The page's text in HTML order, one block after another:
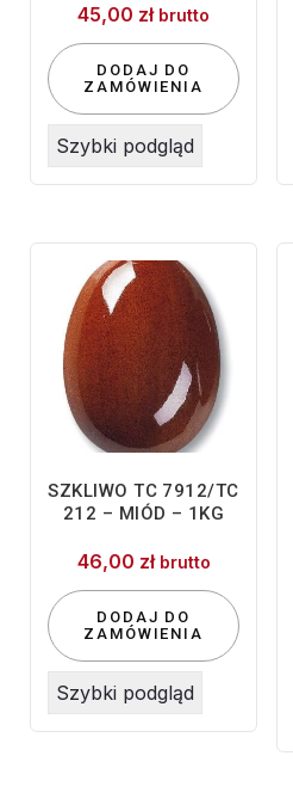
45,00 zł brutto
DODAJ DO
ZAMÓWIENIA
Szybki podgląd
SZKLIWO TC 7912/TC
212 – MIÓD – 1KG
46,00 zł brutto
DODAJ DO
ZAMÓWIENIA
Szybki podgląd